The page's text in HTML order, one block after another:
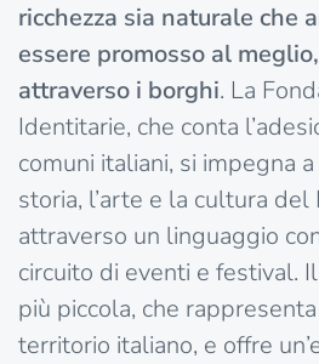
ricchezza sia naturale che
essere promosso al
attraverso i borghi. La
Identitarie, che conta
comuni italiani, si impegna
storia, l’arte e la cultura
attraverso un linguaggio
circuito di eventi e festival.
più piccola, che
territorio italiano, e offre